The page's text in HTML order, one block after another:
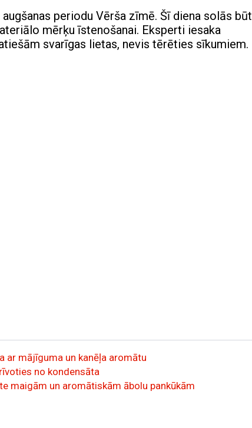
periodu Vērša zīmē. Šī diena solās būt
mērķu īstenošanai. Eksperti iesaka
svarīgas lietas, nevis tērēties sīkumiem.
ar mājīguma un kanēļa aromātu
no kondensāta
maigām un aromātiskām ābolu pankūkām